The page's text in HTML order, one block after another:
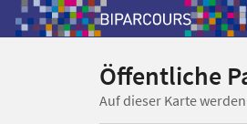
Öffentliche
Auf dieser Karte